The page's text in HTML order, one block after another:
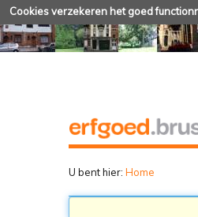
Cookies verzekeren het goed
U bent hier: Home